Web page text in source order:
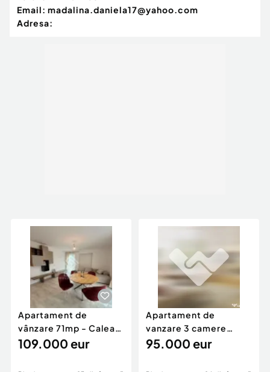
Email: madalina.daniela17@yahoo.com
Adresa:
Apartament de
vânzare 71mp - Calea
Moldovei
109.000 eur
Apartament de
vanzare 3 camere
mobilat si utilat
95.000 eur